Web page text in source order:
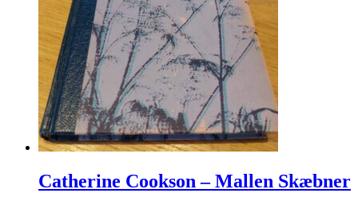
Catherine Cookson – Mallen Skæbner